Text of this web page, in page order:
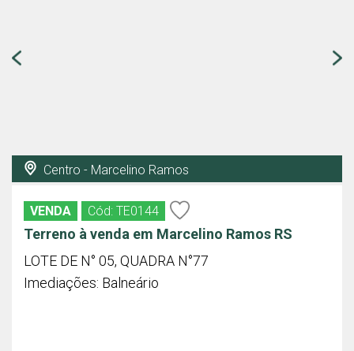
Centro - Marcelino Ramos
VENDA Cód: TE0144
Terreno à venda em Marcelino Ramos RS
LOTE DE N° 05, QUADRA N°77
Imediações: Balneário